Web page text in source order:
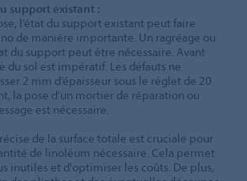
support existant :
l’état du support existant peut faire
de manière importante. Un ragréage ou
du support peut être nécessaire. Avant
du sol est impératif. Les défauts ne
2 mm d’épaisseur sous le réglet de 20
la pose d’un mortier de réparation ou
est nécessaire.
de la surface totale est cruciale pour
de linoléum nécessaire. Cela permet
inutiles et d'optimiser les coûts. De plus,